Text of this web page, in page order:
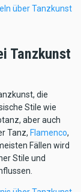
über Tanzkunst
Tanzkunst
die
Stile wie
aber auch
Tanz, Flamenco,
Fällen wird
Stile und